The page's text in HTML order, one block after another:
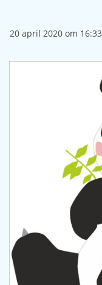
20 april 2020 om 16:33